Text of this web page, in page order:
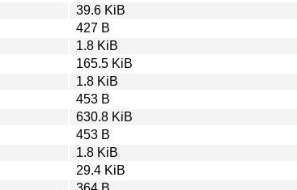
39.6 KiB
427 B
1.8 KiB
165.5 KiB
1.8 KiB
453 B
630.8 KiB
453 B
1.8 KiB
29.4 KiB